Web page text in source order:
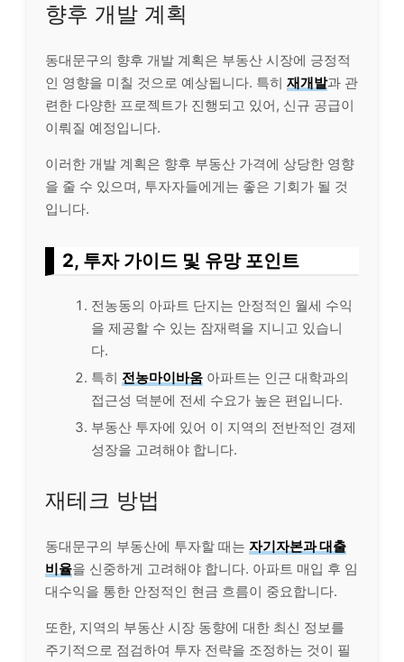
향후 개발 계획
동대문구의 향후 개발 계획은 부동산 시장에 긍정적
인 영향을 미칠 것으로 예상됩니다. 특히 재개발과 관
련한 다양한 프로젝트가 진행되고 있어, 신규 공급이
이뤄질 예정입니다.
이러한 개발 계획은 향후 부동산 가격에 상당한 영향
을 줄 수 있으며, 투자자들에게는 좋은 기회가 될 것
입니다.
2, 투자 가이드 및 유망 포인트
전농동의 아파트 단지는 안정적인 월세 수익
을 제공할 수 있는 잠재력을 지니고 있습니
다.
특히 전농마이바움 아파트는 인근 대학과의
접근성 덕분에 전세 수요가 높은 편입니다.
부동산 투자에 있어 이 지역의 전반적인 경제
성장을 고려해야 합니다.
재테크 방법
동대문구의 부동산에 투자할 때는 자기자본과 대출
비율을 신중하게 고려해야 합니다. 아파트 매입 후 임
대수익을 통한 안정적인 현금 흐름이 중요합니다.
또한, 지역의 부동산 시장 동향에 대한 최신 정보를
주기적으로 점검하여 투자 전략을 조정하는 것이 필